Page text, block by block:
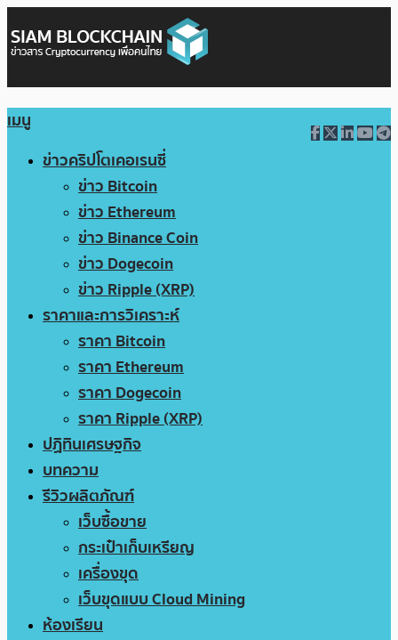
เมนู
ข่าวคริปโตเคอเรนซี่
ข่าว Bitcoin
ข่าว Ethereum
ข่าว Binance Coin
ข่าว Dogecoin
ข่าว Ripple (XRP)
ราคาและการวิเคราะห์
ราคา Bitcoin
ราคา Ethereum
ราคา Dogecoin
ราคา Ripple (XRP)
ปฏิทินเศรษฐกิจ
บทความ
รีวิวผลิตภัณฑ์
เว็บซื้อขาย
กระเป๋าเก็บเหรียญ
เครื่องขุด
เว็บขุดแบบ Cloud Mining
ห้องเรียน